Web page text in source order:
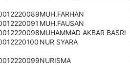
MUH.FARHAN
MUH.FAUSAN
MUHAMMAD AKBAR BASRI
NUR SYARA
NURISMA